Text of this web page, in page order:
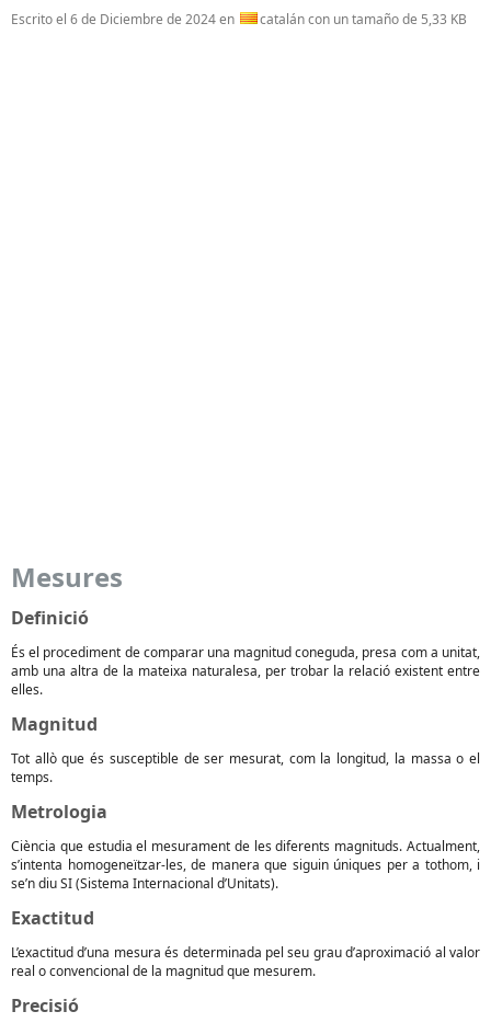
Escrito el 6 de Diciembre de 2024en catalán con un tamaño de 5,33 KB
Mesures
Definició
És el procediment de comparar una magnitud coneguda, presa com a unitat,
amb una altra de la mateixa naturalesa, per trobar la relació existent entre
elles.
Magnitud
Tot allò que és susceptible de ser mesurat, com la longitud, la massa o el
temps.
Metrologia
Ciència que estudia el mesurament de les diferents magnituds. Actualment,
s’intenta homogeneïtzar-les, de manera que siguin úniques per a tothom, i
se’n diu SI (Sistema Internacional d’Unitats).
Exactitud
L’exactitud d’una mesura és determinada pel seu grau d’aproximació al valor
real o convencional de la magnitud que mesurem.
Precisió